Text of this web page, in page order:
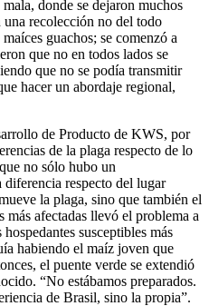
donde se dejaron muchos
recolección no del todo
guachos; se comenzó a
que no en todos lados se
que no se podía transmitir
hacer un abordaje regional,
de Producto de KWS, por
de la plaga respecto de lo
no sólo hubo un
respecto del lugar
la plaga, sino que también el
más afectadas llevó el problema a
susceptibles más
habiendo el maíz joven que
el puente verde se extendió
“No estábamos preparados.
de Brasil, sino la propia”.